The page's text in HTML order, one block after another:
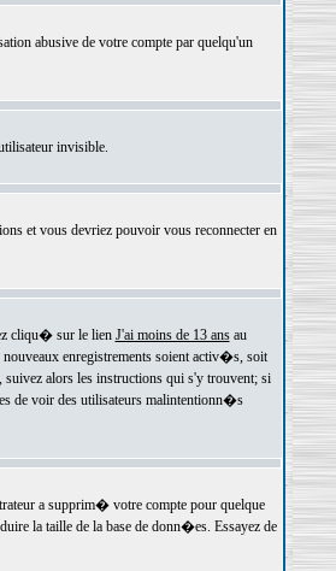
abusive de votre compte par quelqu'un
invisible.
et vous devriez pouvoir vous reconnecter en
cliqu� sur le lien J'ai moins de 13 ansau
enregistrements soient activ�s, soit
alors les instructions qui s'y trouvent; si
de voir des utilisateurs malintentionn�s
a supprim� votre compte pour quelque
la taille de la base de donn�es. Essayez de